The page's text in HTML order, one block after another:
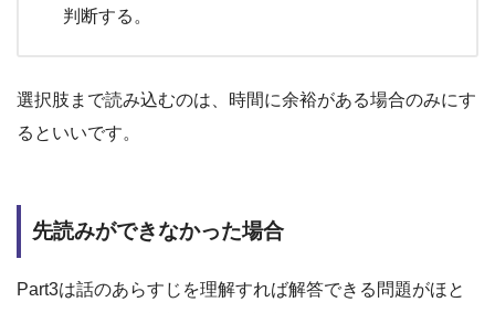
判断する。
選択肢まで読み込むのは、時間に余裕がある場合のみにす
るといいです。
先読みができなかった場合
Part3は話のあらすじを理解すれば解答できる問題がほと